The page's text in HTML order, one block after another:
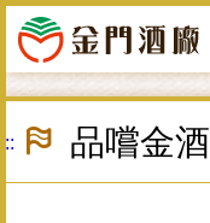
跳
主
::: 品嚐金酒